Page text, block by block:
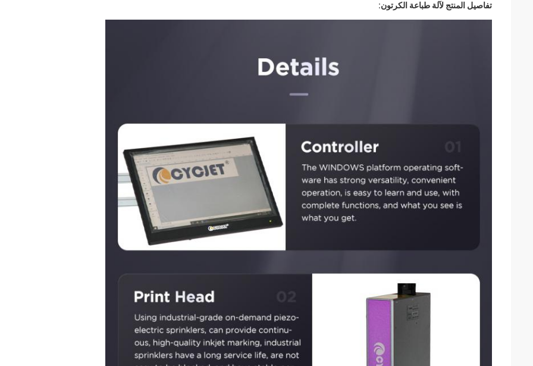
تفاصيل المنتج لآلة طباعة الكرتون: